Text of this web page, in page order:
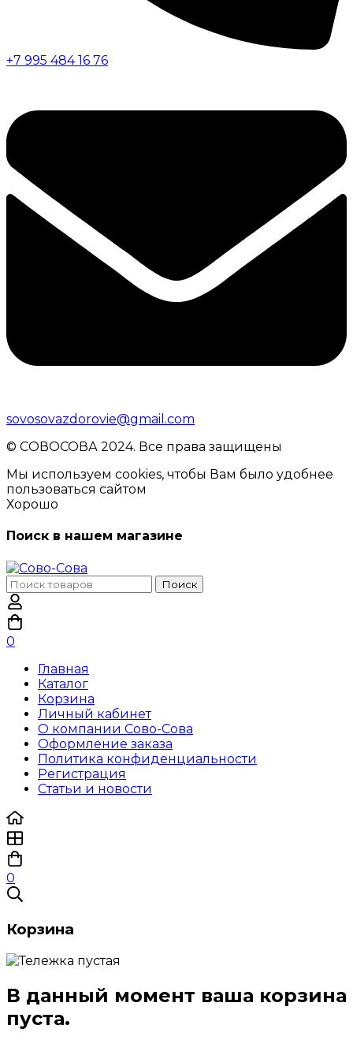
+7 995 484 16 76
sovosovazdorovie@gmail.com
© CОВОСОВА 2024. Все права защищены
Мы используем cookies, чтобы Вам было удобнее
пользоваться сайтом
Хорошо
Поиск в нашем магазине
Поиск
по:
Поиск
0
Главная
Каталог
Корзина
Личный кабинет
О компании Сово-Сова
Оформление заказа
Политика конфиденциальности
Регистрация
Статьи и новости
0
Корзина
В данный момент ваша корзина
пуста.